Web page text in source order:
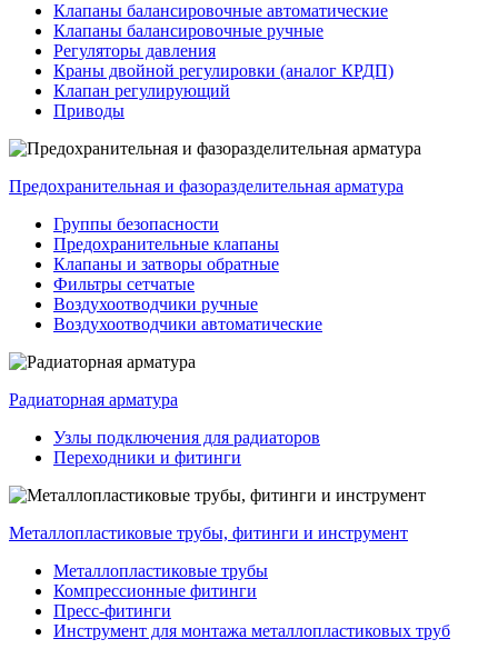
Клапаны балансировочные автоматические
Клапаны балансировочные ручные
Регуляторы давления
Краны двойной регулировки (аналог КРДП)
Клапан регулирующий
Приводы
Предохранительная и фазоразделительная арматура
Группы безопасности
Предохранительные клапаны
Клапаны и затворы обратные
Фильтры сетчатые
Воздухоотводчики ручные
Воздухоотводчики автоматические
Радиаторная арматура
Узлы подключения для радиаторов
Переходники и фитинги
Металлопластиковые трубы, фитинги и инструмент
Металлопластиковые трубы
Компрессионные фитинги
Пресс-фитинги
Инструмент для монтажа металлопластиковых труб